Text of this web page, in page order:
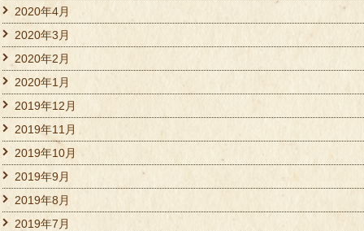
2020年4月
2020年3月
2020年2月
2020年1月
2019年12月
2019年11月
2019年10月
2019年9月
2019年8月
2019年7月